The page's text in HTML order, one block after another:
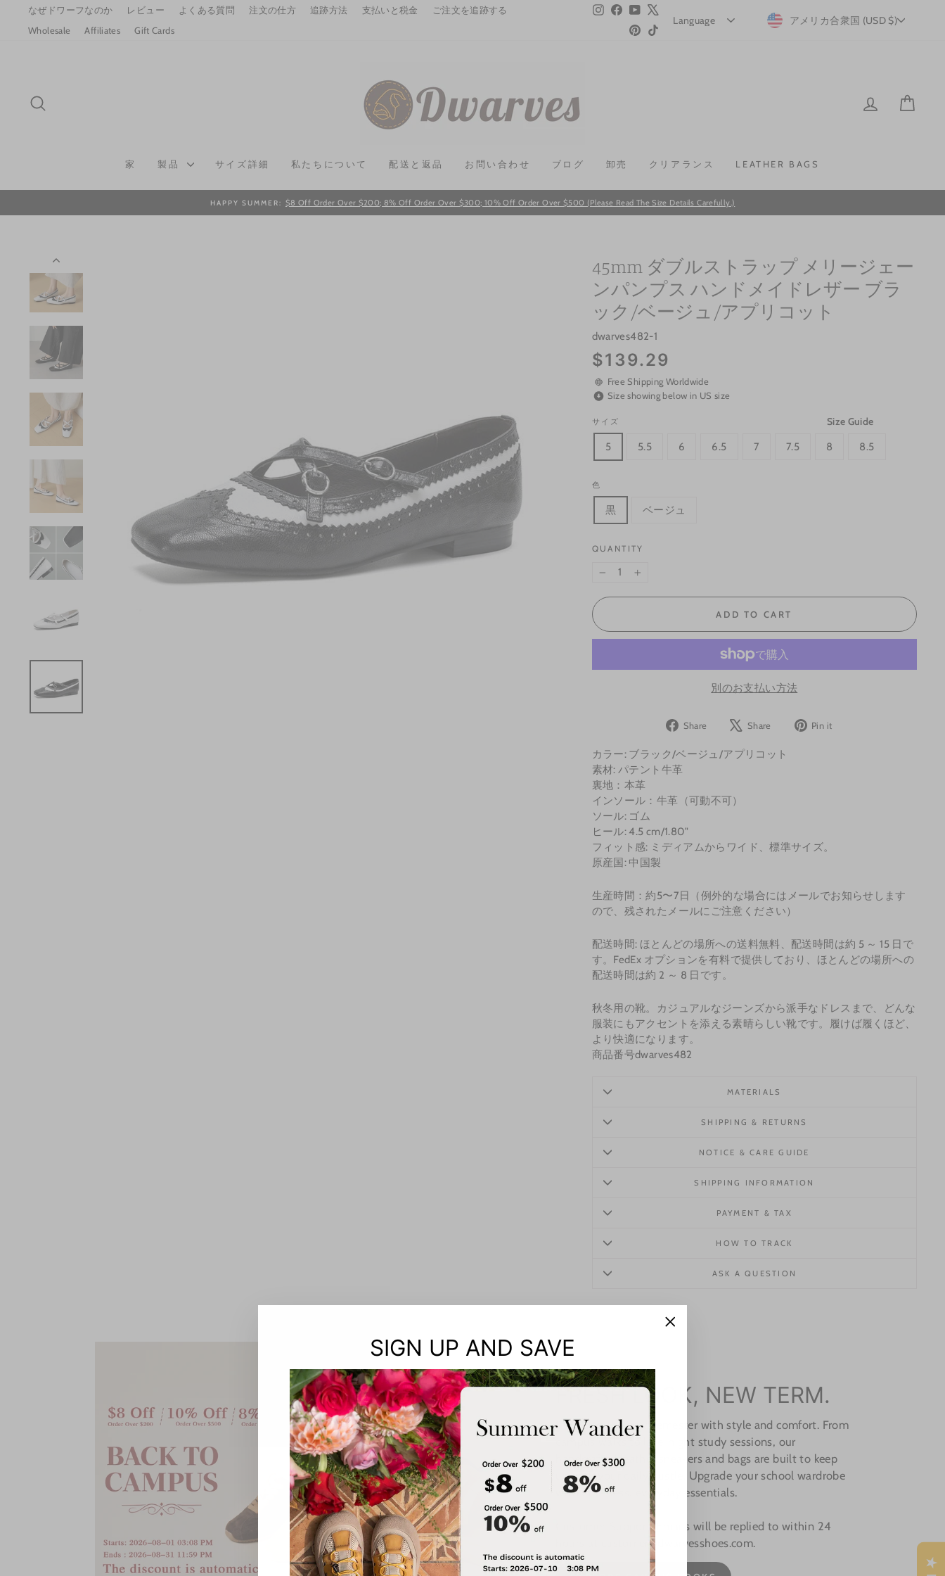
content
なぜドワーフなのか レビュー よくある質問 注文の仕方 追跡方法 支払いと税金
ご注文を追跡する
Wholesale
Affiliates Gift Cards
InstagramFacebook
YouTube
Pinterest
CURRENCY
アメリカ合衆国 (USD $)
LOG IN
家 製品 サイズ詳細 私たちについて 配送と返品 お問い合わせ ブログ 卸売 クリアランス LEATHER BAGS
Pause
HAPPY SUMMER: $8 Off Order Over $200; 8% Off Order Over $300; 10% Off Order Over $500 (Please Read The Size Details Carefully.)
45mm ダブルストラップ メリージェー
ンパンプス ハンドメイドレザー ブラ
ック/ベージュ/アプリコット
dwarves482-1
Regular
price
$139.29
Free Shipping Worldwide
Size showing below in US size
Size Guide
サイズ
5 5.5 6 6.5 7 7.5 8 8.5
色
黒 ベージュ
QUANTITY
ADD TO CART
別のお支払い方法
Share
Share
Facebook
Share
Tweet
X
Pin it
カラー: ブラック/ベージュ/アプリコット
素材: パテント牛革
裏地：本革
インソール：牛革（可動不可）
ソール: ゴム
ヒール: 4.5 cm/1.80"
フィット感: ミディアムからワイド、標準サイズ。
原産国: 中国製
生産時間：約5〜7日（例外的な場合にはメールでお知らせします
ので、残されたメールにご注意ください）
配送時間: ほとんどの場所への送料無料、配送時間は約 5 ～ 15 日で
す。FedEx オプションを有料で提供しており、ほとんどの場所への
配送時間は約 2 ～ 8 日です。
秋冬用の靴。カジュアルなジーンズから派手なドレスまで、どんな
服装にもアクセントを添える素晴らしい靴です。履けば履くほど、
より快適になります。
商品番号dwarves482
MATERIALS
SHIPPING & RETURNS
NOTICE & CARE GUIDE
SHIPPING INFORMATION
PAYMENT & TAX
HOW TO TRACK
ASK A QUESTION
FRESH LOOK, NEW TERM.
Step into the new semester with style and comfort. From
campus walks to late-night study sessions, our
handcrafted leather sneakers and bags are built to keep
up with your daily hustle. Upgrade your school wardrobe
with effortless, everyday essentials.
Customer Support: Emails will be replied to within 24
hours at customer@dwarvesshoes.com.
SIGN UP AND SAVE